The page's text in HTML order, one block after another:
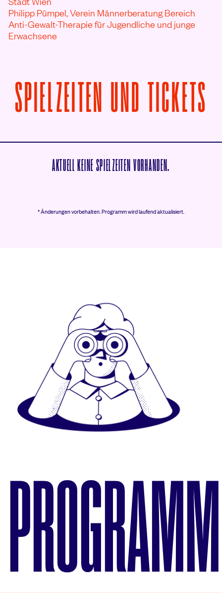
Philipp Pümpel,Verein Männerberatung Bereich
Anti-Gewalt-Therapie für Jugendliche und junge
Erwachsene
SPIELZEITEN UND TICKETS
AKTUELL KEINE SPIELZEITEN VORHANDEN.
* Änderungen vorbehalten.Programm wird laufend aktualisiert.
PROGRAMM